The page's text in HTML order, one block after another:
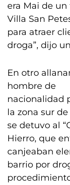
era Mai de
Villa San
para atraer
droga”, dijo
En otro
hombre de
nacionalidad
la zona sur
se detuvo al
Hierro, que
canjeaban
barrio por